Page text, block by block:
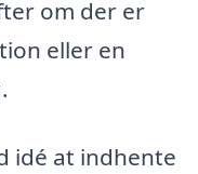
om der er
eller en
idé at indhente